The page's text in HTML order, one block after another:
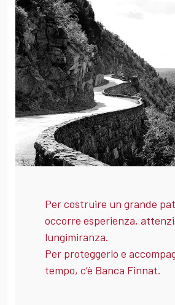
Per costruire un grande
occorre esperienza,
lungimiranza.
Per proteggerlo e
tempo, c’è Banca Finnat.